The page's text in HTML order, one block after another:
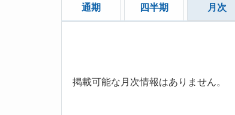
通期 四半期 月次
掲載可能な月次情報はありません。